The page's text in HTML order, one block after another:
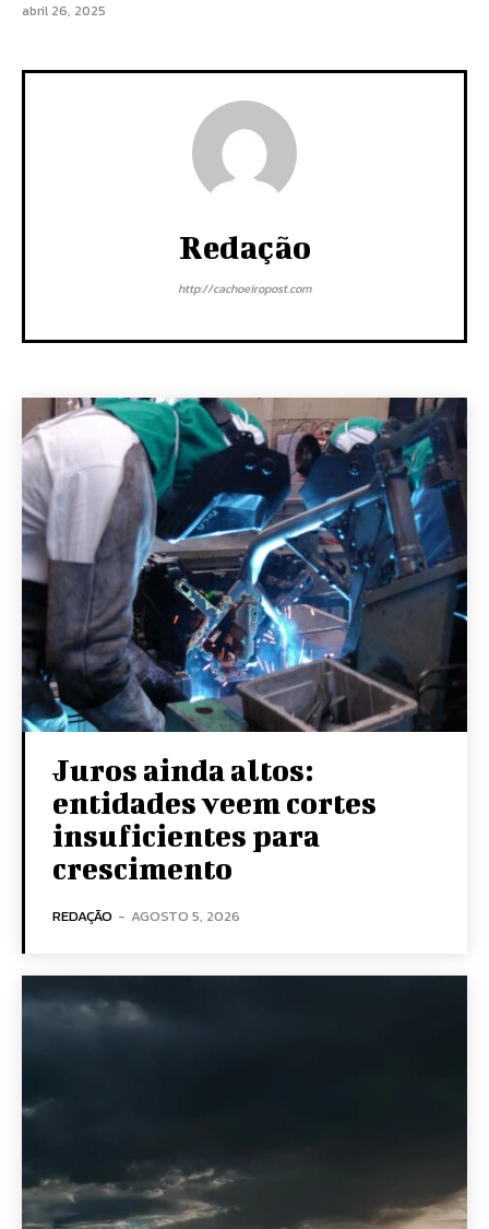
abril 26, 2025
Redação
http://cachoeiropost.com
Juros ainda altos:
entidades veem cortes
insuficientes para
crescimento
REDAÇÃO - AGOSTO 5, 2026